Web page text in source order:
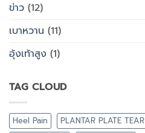
ข่าว (12)
เบาหวาน (11)
อุ้งเท้าสูง (1)
TAG CLOUD
Heel Pain PLANTAR PLATE TEAR